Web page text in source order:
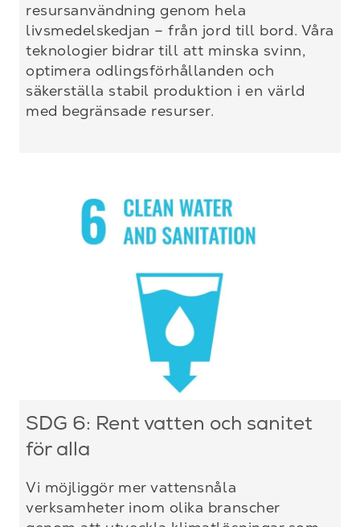
resursanvändning genom hela
livsmedelskedjan – från jord till bord. Våra
teknologier bidrar till att minska svinn,
optimera odlingsförhållanden och
säkerställa stabil produktion i en värld
med begränsade resurser.
SDG 6: Rent vatten och sanitet
för alla
Vi möjliggör mer vattensnåla
verksamheter inom olika branscher